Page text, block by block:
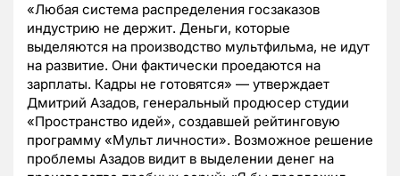
«Любая система распределения госзаказов
индустрию не держит. Деньги, которые
выделяются на производство мультфильма, не идут
на развитие. Они фактически проедаются на
зарплаты. Кадры не готовятся» — утверждает
Дмитрий Азадов, генеральный продюсер студии
«Пространство идей», создавшей рейтинговую
программу «Мульт личности». Возможное решение
проблемы Азадов видит в выделении денег на